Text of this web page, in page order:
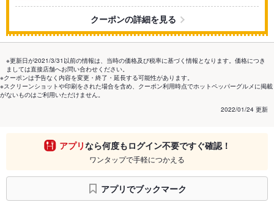
クーポンの詳細を見る
※更新日が2021/3/31以前の情報は、当時の価格及び税率に基づく情報となります。価格につき
ましては直接店舗へお問い合わせください。
※クーポンは予告なく内容を変更・終了・延長する可能性があります。
※スクリーンショットや印刷をされた場合を含め、クーポン利用時点でホットペッパーグルメに掲載
がないものはご利用いただけません。
2022/01/24 更新
アプリなら何度もログイン不要ですぐ確認！
ワンタップで手軽につかえる
アプリでブックマーク